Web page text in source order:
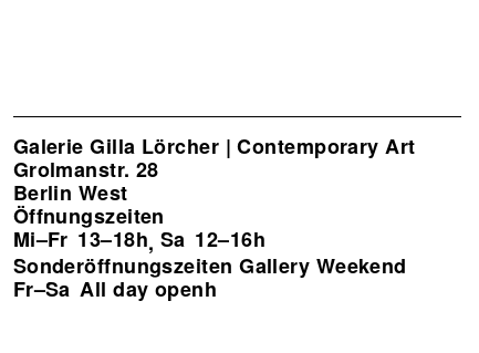
Galerie Gilla Lörcher | Contemporary Art
Grolmanstr. 28
Berlin West
Öffnungszeiten
Mi–Fr 13–18h, Sa 12–16h
Sonderöffnungszeiten Gallery Weekend
Fr–Sa All day openh